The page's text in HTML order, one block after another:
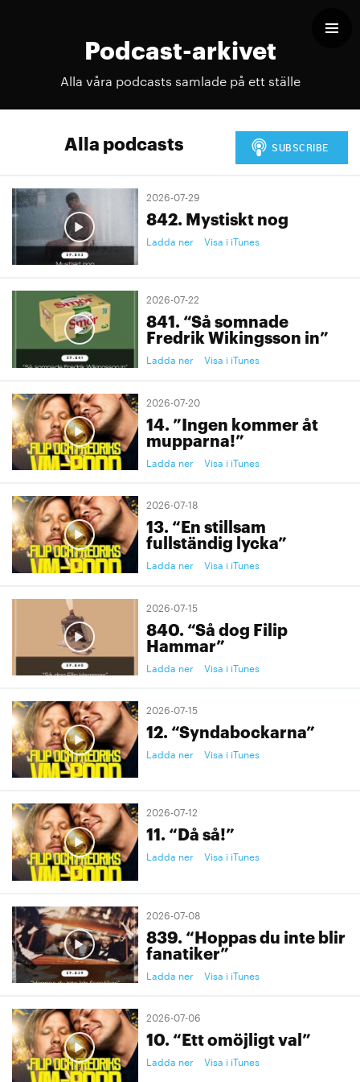
Podcast-arkivet
Alla våra podcasts samlade på ett ställe
Alla podcasts
2026-07-29
842. Mystiskt nog
Ladda ner Visa i iTunes
2026-07-22
841. “Så somnade
Fredrik Wikingsson in”
Ladda ner Visa i iTunes
2026-07-20
14. ”Ingen kommer åt
mupparna!”
Ladda ner Visa i iTunes
2026-07-18
13. “En stillsam
fullständig lycka”
Ladda ner Visa i iTunes
2026-07-15
840. “Så dog Filip
Hammar”
Ladda ner Visa i iTunes
2026-07-15
12. “Syndabockarna”
Ladda ner Visa i iTunes
2026-07-12
11. “Då så!”
Ladda ner Visa i iTunes
2026-07-08
839. “Hoppas du inte blir
fanatiker”
Ladda ner Visa i iTunes
2026-07-06
10. “Ett omöjligt val”
Ladda ner Visa i iTunes